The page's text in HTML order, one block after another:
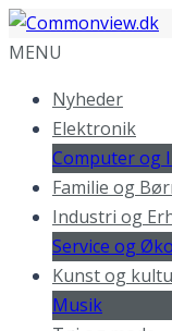
MENU
Nyheder
Elektronik
Computer og
Familie og
Industri og
Service og
Kunst og
Musik